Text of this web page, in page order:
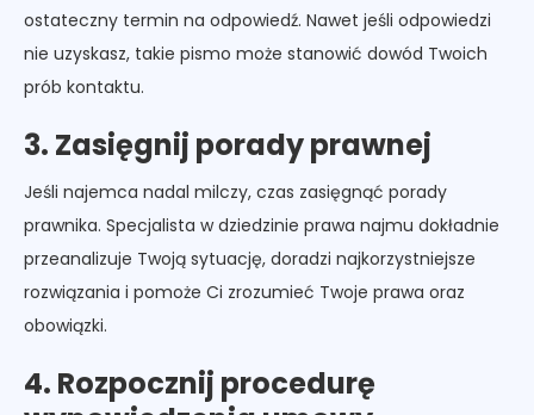
ostateczny termin na odpowiedź. Nawet jeśli odpowiedzi
nie uzyskasz, takie pismo może stanowić dowód Twoich
prób kontaktu.
3. Zasięgnij porady prawnej
Jeśli najemca nadal milczy, czas zasięgnąć porady
prawnika. Specjalista w dziedzinie prawa najmu dokładnie
przeanalizuje Twoją sytuację, doradzi najkorzystniejsze
rozwiązania i pomoże Ci zrozumieć Twoje prawa oraz
obowiązki.
4. Rozpocznij procedurę